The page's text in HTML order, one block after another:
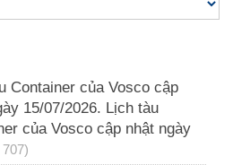
Container của Vosco cập
15/07/2026. Lịch tàu
của Vosco cập nhật ngày